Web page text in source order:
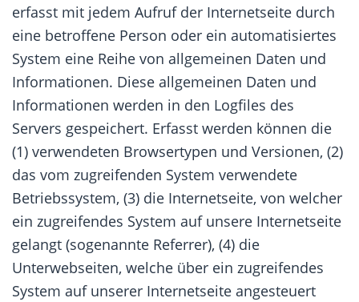
erfasst mit jedem Aufruf der Internetseite durch
eine betroffene Person oder ein automatisiertes
System eine Reihe von allgemeinen Daten und
Informationen. Diese allgemeinen Daten und
Informationen werden in den Logfiles des
Servers gespeichert. Erfasst werden können die
(1) verwendeten Browsertypen und Versionen, (2)
das vom zugreifenden System verwendete
Betriebssystem, (3) die Internetseite, von welcher
ein zugreifendes System auf unsere Internetseite
gelangt (sogenannte Referrer), (4) die
Unterwebseiten, welche über ein zugreifendes
System auf unserer Internetseite angesteuert